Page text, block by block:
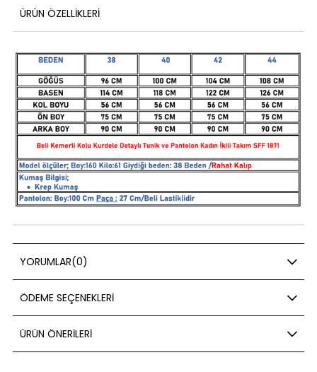
ÜRÜN ÖZELLIKLERI
YORUMLAR(0)
ÖDEME SEÇENEKLERI
ÜRÜN ÖNERILERI